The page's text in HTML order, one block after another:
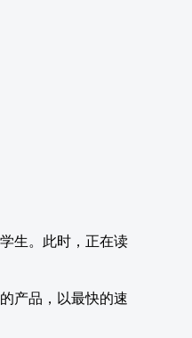
生。此时，正在读
产品，以最快的速